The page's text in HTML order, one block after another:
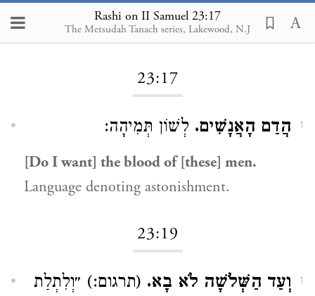
Rashi on II Samuel 23:17
The Metsudah Tanach series, Lakewood, N.J
Loading...
23:17
1 הֲדַם הָאֲנָשִׁים. לְשׁוֹן תְּמִיהָה:
[Do I want] the blood of [these] men.
Language denoting astonishment.
23:19
1 וְעַד הַשְּׁלֹשָׁה לֹא בָא. (תרגום:) ״וְלִתְלַת